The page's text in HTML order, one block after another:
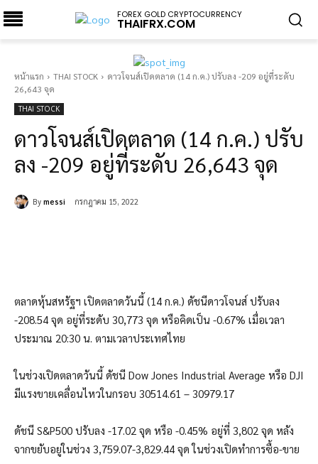
FOREX GOLD CRYPTOCURRENCY
THAIFRX.COM
หน้าแรก THAI STOCK
ดาวโจนส์เปิดตลาด (14 ก.ค.) ปรับลง -209 อยู่ที่ระดับ
26,643 จุด
THAI STOCK
ดาวโจนส์เปิดตลาด (14 ก.ค.) ปรับ
ลง -209 อยู่ที่ระดับ 26,643 จุด
By messi กรกฎาคม 15, 2022
ตลาดหุ้นสหรัฐฯ เปิดตลาดวันนี้ (14 ก.ค.) ดัชนีดาวโจนส์ ปรับลง
-208.54 จุด อยู่ที่ระดับ 30,773 จุด หรือคิดเป็น -0.67% เมื่อเวลา
ประมาณ 20:30 น. ตามเวลาประเทศไทย
ในช่วงเปิดตลาดวันนี้ ดัชนี Dow Jones Industrial Average หรือ DJI
มีแรงขายเคลื่อนไหวในกรอบ 30514.61 – 30979.17
ดัชนี S&P500 ปรับลง -17.02 จุด หรือ -0.45% อยู่ที่ 3,802 จุด หลัง
จากขยับอยู่ในช่วง 3,759.07-3,829.44 จุด ในช่วงเปิดทำการซื้อ-ขาย